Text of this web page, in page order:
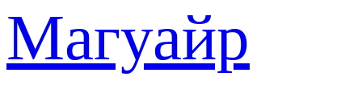
Магуайр